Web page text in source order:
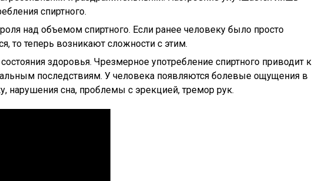
спиртного.
над объемом спиртного. Если ранее человеку было просто
то теперь возникают сложности с этим.
здоровья. Чрезмерное употребление спиртного приводит к
последствиям. У человека появляются болевые ощущения в
нарушения сна, проблемы с эрекцией, тремор рук.